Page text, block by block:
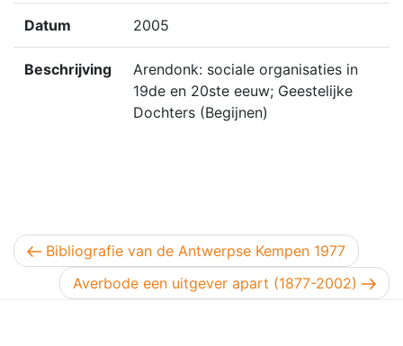
Datum 2005
Beschrijving
Arendonk: sociale organisaties in
19de en 20ste eeuw; Geestelijke
Dochters (Begijnen)
Berichtnavigatie
Vorig bericht
Bibliografie van de Antwerpse Kempen 1977
Volgend bericht
Averbode een uitgever apart (1877-2002)